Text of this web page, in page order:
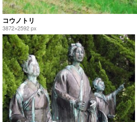
コウノトリ
3872×2592 px